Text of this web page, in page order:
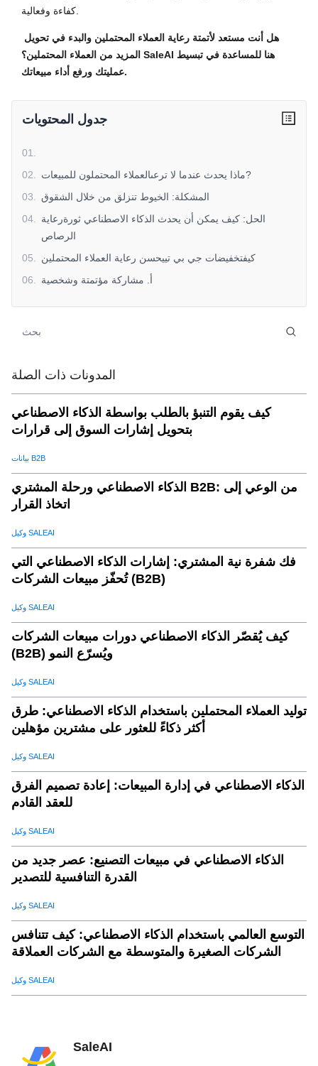
كفاءة وفعالية.
هل أنت مستعد لأتمتة رعاية العملاء المحتملين والبدء في تحويل
المزيد من العملاء المحتملين؟ SaleAI هنا للمساعدة في تبسيط
عمليتك ورفع أداء مبيعاتك.
جدول المحتويات
01
02
ماذا يحدث عندما لا ترعىالعملاء المحتملون للمبيعات?
03
المشكلة: الخيوط تنزلق من خلال الشقوق
04
الحل: كيف يمكن أن يحدث الذكاء الاصطناعي ثورةرعاية
الرصاص
05
كيفتخفيضات جي بي تييحسن رعاية العملاء المحتملين
06
أ. مشاركة مؤتمتة وشخصية
.
الفوائد الحقيقية: ماذا يحدث بعد الأتمتة؟
المبيعات؟
المدونات ذات الصلة
كيف يقوم التنبؤ بالطلب بواسطة الذكاء الاصطناعي
بتحويل إشارات السوق إلى قرارات
بيانات B2B
الذكاء الاصطناعي ورحلة المشتري B2B: من الوعي إلى
اتخاذ القرار
وكيل SALEAI
فك شفرة نية المشتري: إشارات الذكاء الاصطناعي التي
تُحفّز مبيعات الشركات (B2B)
وكيل SALEAI
كيف يُقصّر الذكاء الاصطناعي دورات مبيعات الشركات
(B2B) ويُسرّع النمو
وكيل SALEAI
توليد العملاء المحتملين باستخدام الذكاء الاصطناعي: طرق
أكثر ذكاءً للعثور على مشترين مؤهلين
وكيل SALEAI
الذكاء الاصطناعي في إدارة المبيعات: إعادة تصميم الفرق
للعقد القادم
وكيل SALEAI
الذكاء الاصطناعي في مبيعات التصنيع: عصر جديد من
القدرة التنافسية للتصدير
وكيل SALEAI
التوسع العالمي باستخدام الذكاء الاصطناعي: كيف تتنافس
الشركات الصغيرة والمتوسطة مع الشركات العملاقة
وكيل SALEAI
SaleAI